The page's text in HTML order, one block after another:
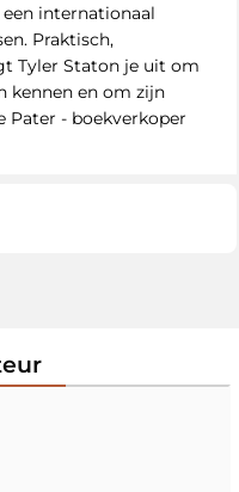
internationaal
Praktisch,
Tyler Staton je uit om
kennen en om zijn
Pater - boekverkoper